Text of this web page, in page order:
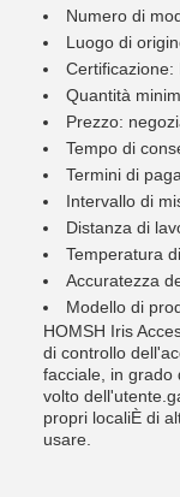
Numero di
Luogo di
Certificazione:
Quantità
Prezzo:
Tempo di
Termini di
Intervallo di
Distanza di
Temperatura
Accuratezza
Modello di
HOMSH Iris
di controllo
facciale, in grado
volto
propri localiÈ di
usare.